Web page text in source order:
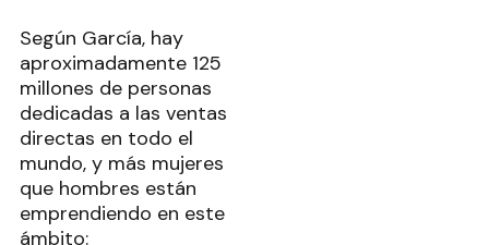
Según García, hay
aproximadamente 125
millones de personas
dedicadas a las ventas
directas en todo el
mundo, y más mujeres
que hombres están
emprendiendo en este
ámbito: